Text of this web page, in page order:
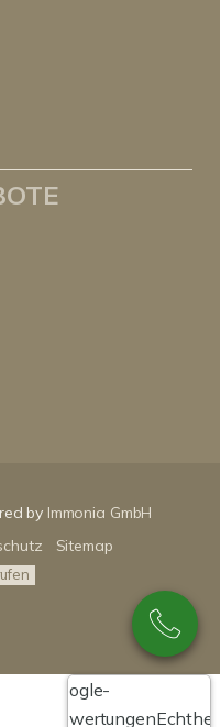
by Immonia GmbH
Sitemap
Google-
Bewertungen